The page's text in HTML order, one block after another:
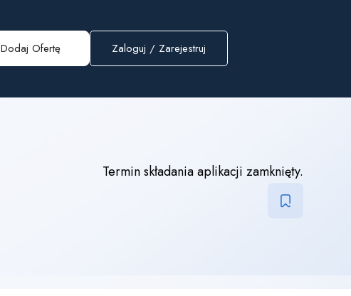
Dodaj Ofertę Zaloguj / Zarejestruj
Termin składania aplikacji zamknięty.